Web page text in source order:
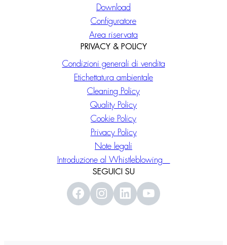
Download
Configuratore
Area riservata
PRIVACY & POLICY
Condizioni generali di vendita
Etichettatura ambientale
Cleaning Policy
Quality Policy
Cookie Policy
Privacy Policy
Note legali
Introduzione al Whistleblowing
SEGUICI SU